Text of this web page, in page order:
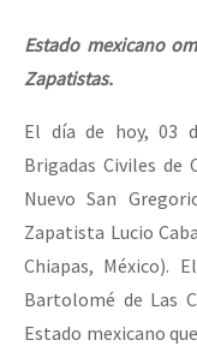
Estado mexicano
Zapatistas.
El día de hoy, 03
Brigadas Civiles de
Nuevo San
Zapatista Lucio
Chiapas, México).
Bartolomé de Las
Estado mexicano